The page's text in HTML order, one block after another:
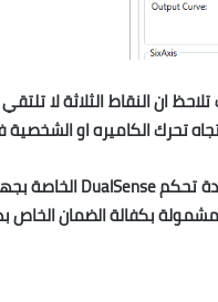
ان النقاط الثلاثة لا
تحرك الكاميره او
بكفالة الضمان الخاص